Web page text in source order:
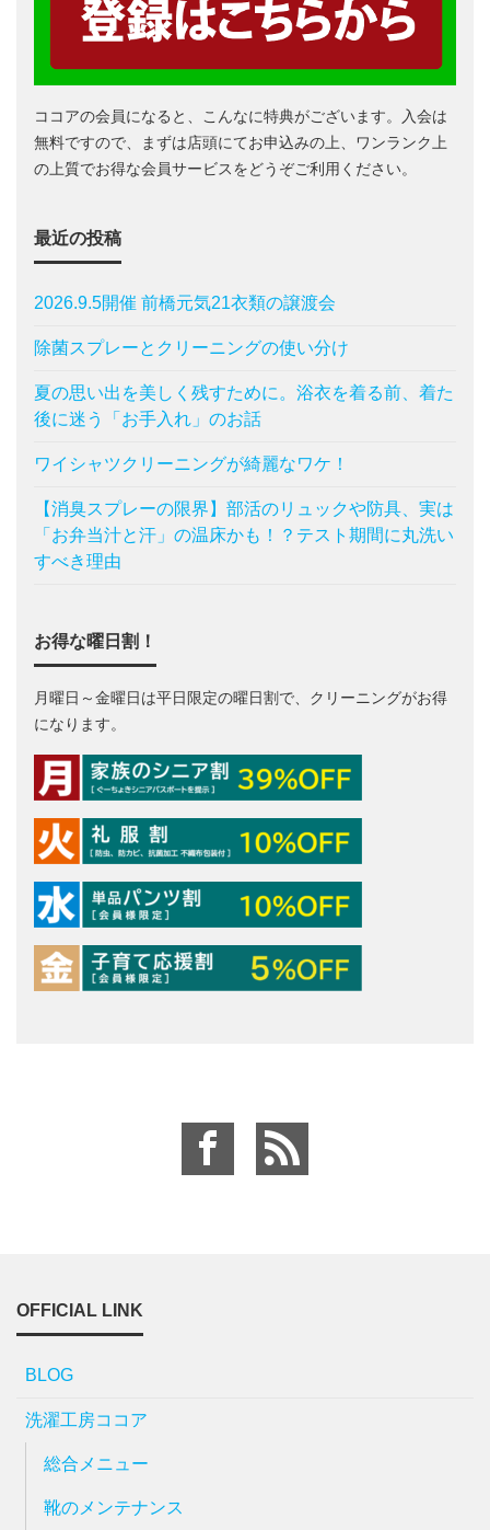
ココアの会員になると、こんなに特典がございます。入会は
無料ですので、まずは店頭にてお申込みの上、ワンランク上
の上質でお得な会員サービスをどうぞご利用ください。
最近の投稿
2026.9.5開催 前橋元気21衣類の譲渡会
除菌スプレーとクリーニングの使い分け
夏の思い出を美しく残すために。浴衣を着る前、着た
後に迷う「お手入れ」のお話
ワイシャツクリーニングが綺麗なワケ！
【消臭スプレーの限界】部活のリュックや防具、実は
「お弁当汁と汗」の温床かも！？テスト期間に丸洗い
すべき理由
お得な曜日割！
月曜日～金曜日は平日限定の曜日割で、クリーニングがお得
になります。
OFFICIAL LINK
BLOG
洗濯工房ココア
総合メニュー
靴のメンテナンス